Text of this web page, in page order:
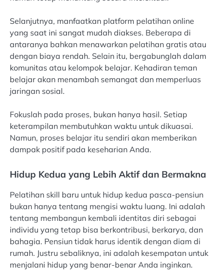
Selanjutnya, manfaatkan platform pelatihan online
yang saat ini sangat mudah diakses. Beberapa di
antaranya bahkan menawarkan pelatihan gratis atau
dengan biaya rendah. Selain itu, bergabunglah dalam
komunitas atau kelompok belajar. Kehadiran teman
belajar akan menambah semangat dan memperluas
jaringan sosial.
Fokuslah pada proses, bukan hanya hasil. Setiap
keterampilan membutuhkan waktu untuk dikuasai.
Namun, proses belajar itu sendiri akan memberikan
dampak positif pada keseharian Anda.
Hidup Kedua yang Lebih Aktif dan Bermakna
Pelatihan skill baru untuk hidup kedua pasca-pensiun
bukan hanya tentang mengisi waktu luang. Ini adalah
tentang membangun kembali identitas diri sebagai
individu yang tetap bisa berkontribusi, berkarya, dan
bahagia. Pensiun tidak harus identik dengan diam di
rumah. Justru sebaliknya, ini adalah kesempatan untuk
menjalani hidup yang benar-benar Anda inginkan.